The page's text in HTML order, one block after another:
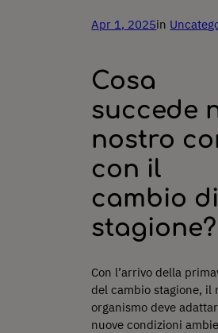
Apr 1, 2025in
Cosa
succede
nostro
con il
cambio di
stagione?
Con l’arrivo della
del cambio stagione, il
organismo deve
nuove condizioni